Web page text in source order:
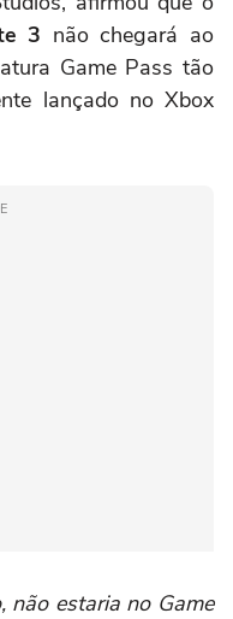
3 não chegará ao
Game Pass tão
lançado no Xbox
não estaria no Game